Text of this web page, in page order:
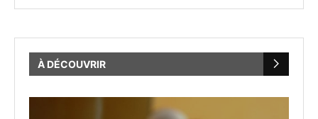
À DÉCOUVRIR